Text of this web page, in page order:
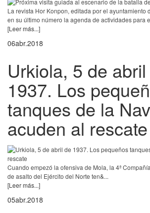
La revista Hor Konpon, editada por el ayuntamiento
en su último número la agenda de actividades para
[Leer más...]
06abr.2018
Urkiola, 5 de
1937. Los
tanques de la
acuden al rescate
Cuando empezó la ofensiva de Mola, la 4ª
de asalto del Ejército del Norte ten&...
[Leer más...]
05abr.2018